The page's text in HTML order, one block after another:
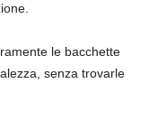
le bacchette
senza trovarle